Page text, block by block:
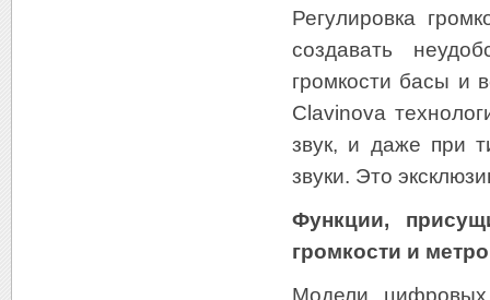
Регулировка
создавать
громкости басы и
Clavinova
звук, и даже при
звуки. Это
Функции,
громкости и
Модели